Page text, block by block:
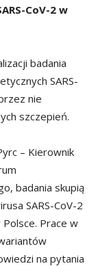
CoV-2 w
badania
SARS-
nie
szczepień.
– Kierownik
badania skupią
SARS-CoV-2
Prace w
na pytania